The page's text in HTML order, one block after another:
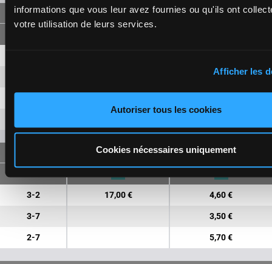
informations que vous leur avez fournies ou qu'ils ont
votre utilisation de leurs services.
Afficher les
Autoriser tous les cookies
Cookies nécessaires uniquement
SINGLE
FORECAST
3-2 17,00 € 4,60 €
3-7 3,50 €
2-7 5,70 €